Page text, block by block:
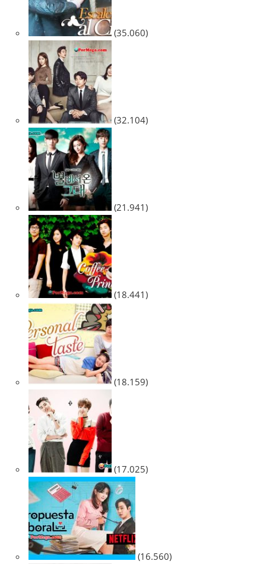
(35.060)
(32.104)
(21.941)
(18.441)
(18.159)
(17.025)
(16.560)